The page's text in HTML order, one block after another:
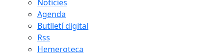
Notícies
Agenda
Butlletí digital
Rss
Hemeroteca